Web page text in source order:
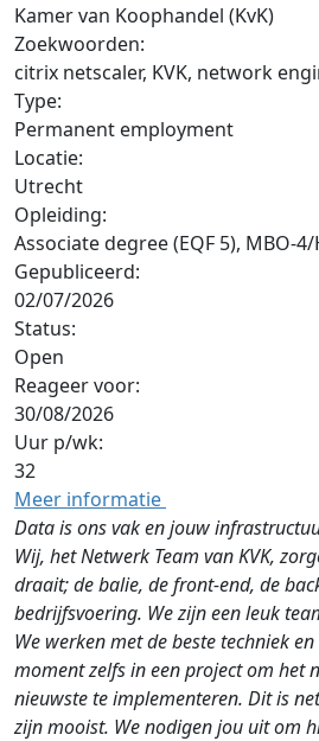
Kamer van Koophandel (KvK)
Zoekwoorden:
citrix netscaler, KVK, network
Type:
Permanent employment
Locatie:
Utrecht
Opleiding:
Associate degree (EQF 5), MBO-4/
Gepubliceerd:
02/07/2026
Status:
Open
Reageer voor:
30/08/2026
Uur p/wk:
32
Meer informatie
Data is ons vak en jouw
Wij, het Netwerk Team van KVK,
draait; de balie, de front-end, de
bedrijfsvoering. We zijn een leuk
We werken met de beste techniek
moment zelfs in een project om het
nieuwste te implementeren. Dit is
zijn mooist. We nodigen jou uit om